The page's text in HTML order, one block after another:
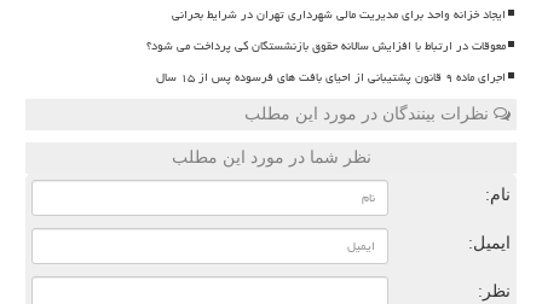
ایجاد خزانه واحد برای مدیریت مالی شهرداری تهران در شرایط بحرانی
معوقات در ارتباط با افزایش سالانه حقوق بازنشستگان کی پرداخت می شود؟
اجرای ماده ۹ قانون پشتیبانی از احیای بافت های فرسوده پس از ۱۵ سال
نظرات بینندگان در مورد این مطلب
نظر شما در مورد این مطلب
نام:
ایمیل:
نظر: